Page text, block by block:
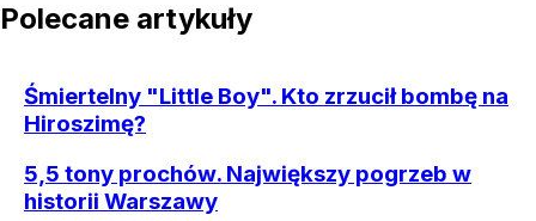
Polecane artykuły
Śmiertelny "Little Boy". Kto zrzucił bombę na
Hiroszimę?
5,5 tony prochów. Największy pogrzeb w
historii Warszawy